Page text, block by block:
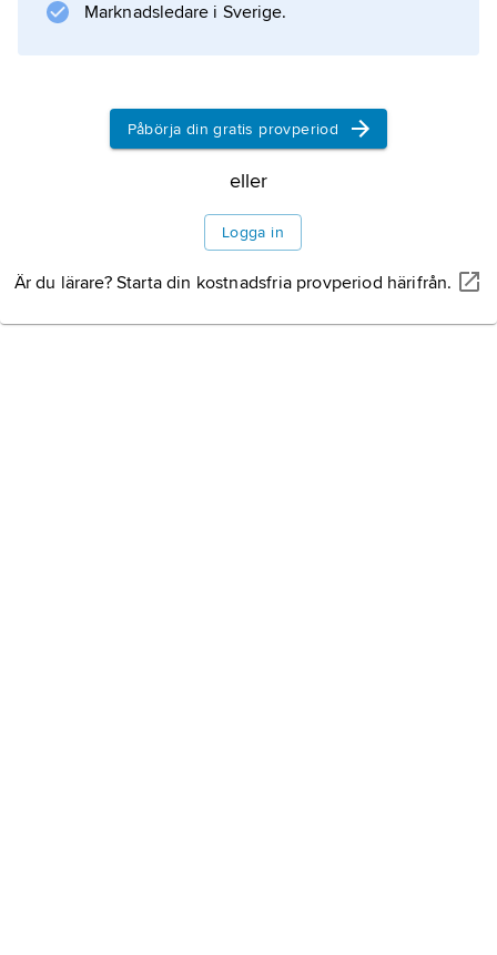
Bebyggelse
Information om artikeln
Marknadsledare i Sverige.
Påbörja din gratis provperiod
eller
Logga in
Är du lärare? Starta din kostnadsfria provperiod härifrån.